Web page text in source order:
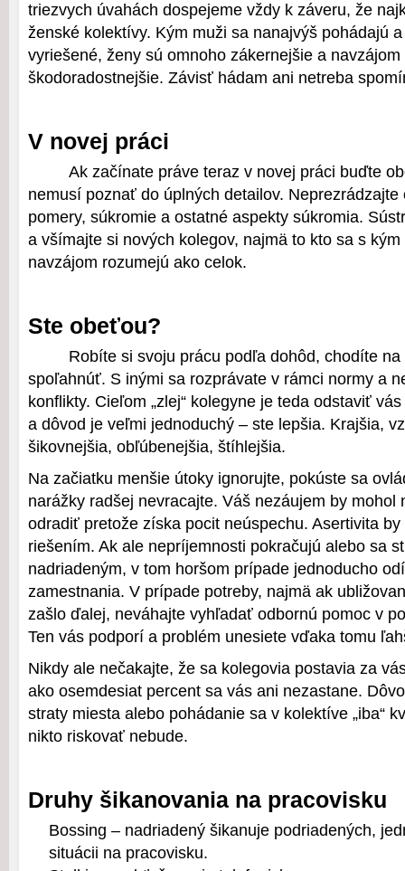
triezvych úvahách dospejeme vždy k záveru, že
ženské kolektívy. Kým muži sa nanajvýš pohádajú
vyriešené, ženy sú omnoho zákernejšie a
škodoradostnejšie. Závisť hádam ani netreba
V novej práci
Ak začínate práve teraz v novej práci buďte
nemusí poznať do úplných detailov. Neprezrádzajte
pomery, súkromie a ostatné aspekty súkromia.
a všímajte si nových kolegov, najmä to kto sa s
navzájom rozumejú ako celok.
Ste obeťou?
Robíte si svoju prácu podľa dohôd, chodíte
spoľahnúť. S inými sa rozprávate v rámci normy a
konflikty. Cieľom „zlej“ kolegyne je teda odstaviť
a dôvod je veľmi jednoduchý – ste lepšia. Krajšia,
šikovnejšia, obľúbenejšia, štíhlejšia.
Na začiatku menšie útoky ignorujte, pokúste sa
narážky radšej nevracajte. Váš nezáujem by mohol
odradiť pretože získa pocit neúspechu. Asertivita
riešením. Ak ale nepríjemnosti pokračujú alebo sa
nadriadeným, v tom horšom prípade jednoducho
zamestnania. V prípade potreby, najmä ak
zašlo ďalej, neváhajte vyhľadať odbornú pomoc v
Ten vás podporí a problém unesiete vďaka tomu
Nikdy ale nečakajte, že sa kolegovia postavia za
ako osemdesiat percent sa vás ani nezastane.
straty miesta alebo pohádanie sa v kolektíve „iba“
nikto riskovať nebude.
Druhy šikanovania na pracovisku
Bossing – nadriadený šikanuje podriadených,
situácii na pracovisku.